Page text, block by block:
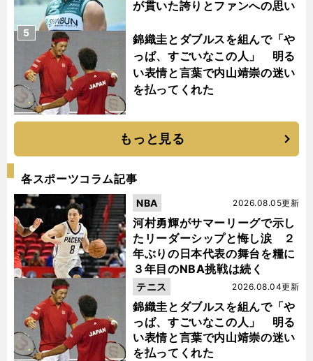
が貫いた誇りとファンへの思い
錦織圭とダブルスを組んで「や
っぱ、すごいなこの人」 明る
い表情と言葉で内山靖崇の迷い
を払ってくれた
5
もっと見る
各スポーツコラム記事
河村勇輝がサマーリーグで示し
たリーダーシップと悔し涙 ２
年ぶりの日本代表の舞台を糧に
３年目のNBA挑戦は続く
2026.08.05更新
NBA
錦織圭とダブルスを組んで「や
っぱ、すごいなこの人」 明る
い表情と言葉で内山靖崇の迷い
を払ってくれた
2026.08.04更新
テニス